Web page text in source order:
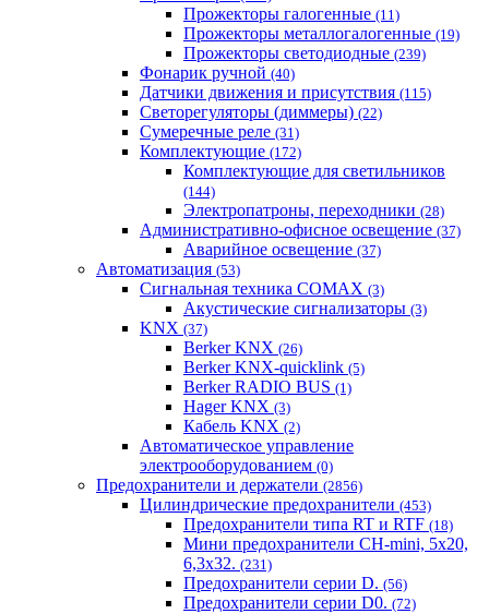
Прожекторы галогенные (11)
Прожекторы металлогалогенные (19)
Прожекторы светодиодные (239)
Фонарик ручной (40)
Датчики движения и присутствия (115)
Светорегуляторы (диммеры) (22)
Сумеречные реле (31)
Комплектующие (172)
Комплектующие для светильников
(144)
Электропатроны, переходники (28)
Административно-офисное освещение (37)
Аварийное освещение (37)
Автоматизация (53)
Сигнальная техника COMAX (3)
Акустические сигнализаторы (3)
KNX (37)
Berker KNX (26)
Berker KNX-quicklink (5)
Berker RADIO BUS (1)
Hager KNX (3)
Кабель KNX (2)
Автоматическое управление
электрооборудованием (0)
Предохранители и держатели (2856)
Цилиндрические предохранители (453)
Предохранители типа RT и RTF (18)
Мини предохранители CH-mini, 5x20,
6,3x32. (231)
Предохранители серии D. (56)
Предохранители серии D0. (72)